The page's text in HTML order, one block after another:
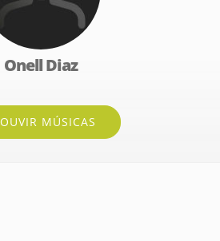
Onell Diaz
OUVIR MÚSICAS